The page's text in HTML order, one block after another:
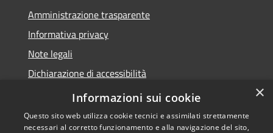
Amministrazione trasparente
Informativa privacy
Note legali
Dichiarazione di accessibilità
Piano di miglioramento dei servizi
×
Informazioni sui cookie
Questo sito web utilizza cookie tecnici e assimilati strettamente
necessari al corretto funzionamento e alla navigazione del sito,